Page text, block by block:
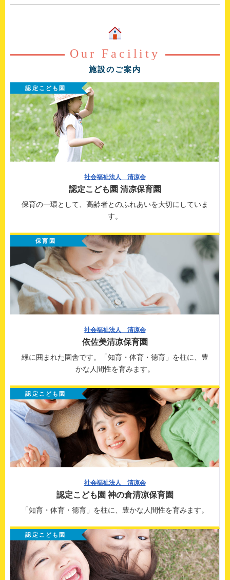
Our Facility
施設のご案内
認定こども園
社会福祉法人 清凉会
認定こども園 清凉保育園
保育の一環として、 高齢者とのふれあいを大切にしていま
す。
保育園
社会福祉法人 清凉会
依佐美清凉保育園
緑に囲まれた園舎です。
「知育・体育・徳育」を柱に、豊
かな人間性を育みます。
認定こども園
社会福祉法人 清凉会
認定こども園 神の倉清凉保育園
「知育・体育・徳育」を柱に、 豊かな人間性を育みます。
認定こども園